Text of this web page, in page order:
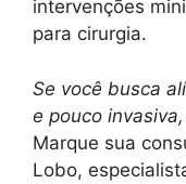
intervenções
para cirurgia.
Se você busca
e pouco
Marque sua
Lobo,